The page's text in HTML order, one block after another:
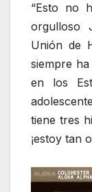
“Esto no
orgulloso
Unión de
siempre
en los
tiene tres
¡estoy tan